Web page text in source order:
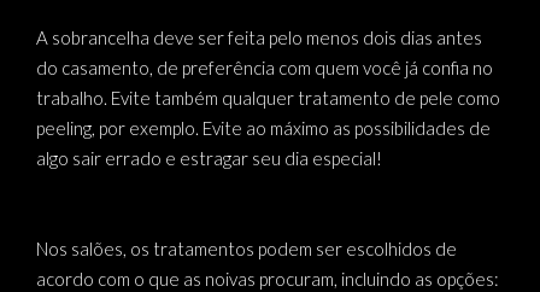
A sobrancelha deve ser feita pelo menos dois dias antes
do casamento, de preferência com quem você já confia no
trabalho. Evite também qualquer tratamento de pele como
peeling, por exemplo. Evite ao máximo as possibilidades de
algo sair errado e estragar seu dia especial!
Nos salões, os tratamentos podem ser escolhidos de
acordo com o que as noivas procuram, incluindo as opções: